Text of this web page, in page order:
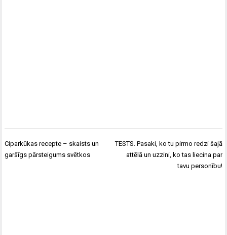
Ziņu
izvēlne
Ciparkūkas recepte – skaists un
garšīgs pārsteigums svētkos
TESTS. Pasaki, ko tu pirmo redzi šajā
attēlā un uzzini, ko tas liecina par
tavu personību!